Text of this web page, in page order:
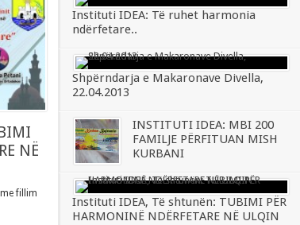
NË
fillim
Instituti IDEA: Të ruhet harmonia
ndërfetare..
Shpërndarja e Makaronave Divella,
22.04.2013
INSTITUTI IDEA: MBI 200
FAMILJE PËRFITUAN MISH
KURBANI
Instituti IDEA, Të shtunën: TUBIMI PËR
HARMONINË NDËRFETARE NË ULQIN